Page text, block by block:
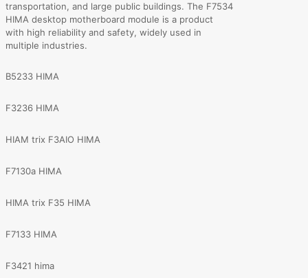
transportation, and large public buildings. The F7534
HIMA desktop motherboard module is a product
with high reliability and safety, widely used in
multiple industries.
B5233 HIMA
F3236 HIMA
HIAM trix F3AIO HIMA
F7130a HIMA
HIMA trix F35 HIMA
F7133 HIMA
F3421 hima